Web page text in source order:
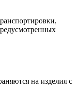
на изделия с